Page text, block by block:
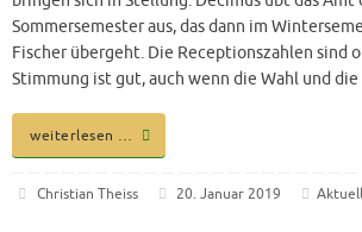
Sommersemester aus, das dann im
Fischer übergeht. Die Receptionszahlen sind
Stimmung ist gut, auch wenn die Wahl und
weiterlesen …
Christian Theiss 20. Januar 2019